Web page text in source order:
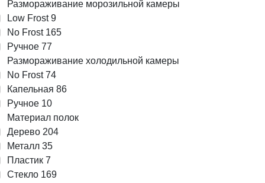
Размораживание морозильной камеры
Low Frost9
No Frost 165
Ручное 77
Размораживание холодильной камеры
No Frost74
Капельная 86
Ручное 10
Материал полок
Дерево 204
Металл 35
Пластик 7
Стекло 169